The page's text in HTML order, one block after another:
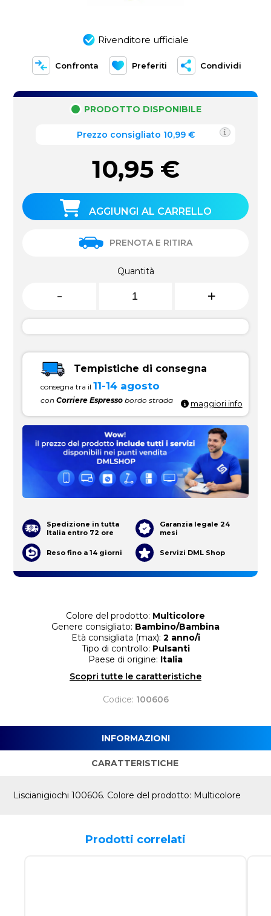
Rivenditore ufficiale
Confronta Preferiti Condividi
Colore del prodotto: Multicolore
Genere consigliato: Bambino/Bambina
Età consigliata (max): 2 anno/i
Tipo di controllo: Pulsanti
Paese di origine: Italia
Scopri tutte le caratteristiche
Codice: 100606
PRODOTTO DISPONIBILE
Prezzo consigliato 10,99 €
10,95 €
AGGIUNGI AL CARRELLO
PRENOTA E RITIRA
Quantità
- +
Tempistiche di consegna
consegna tra il 11-14 agosto
conCorriere Espresso bordo strada maggiori info
Spedizione in tutta
Italia entro 72 ore
Garanzia legale 24
mesi
Reso fino a 14 giorni Servizi DML Shop
INFORMAZIONI
CARATTERISTICHE
Liscianigiochi 100606. Colore del prodotto: Multicolore
Prodotti correlati